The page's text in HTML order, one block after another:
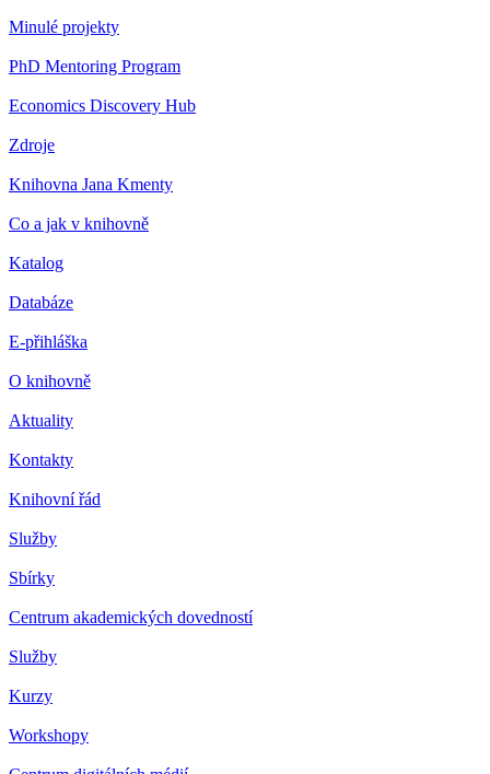
Minulé projekty
PhD Mentoring Program
Economics Discovery Hub
Zdroje
Knihovna Jana Kmenty
Co a jak v knihovně
Katalog
Databáze
E-přihláška
O knihovně
Aktuality
Kontakty
Knihovní řád
Služby
Sbírky
Centrum akademických dovedností
Služby
Kurzy
Workshopy